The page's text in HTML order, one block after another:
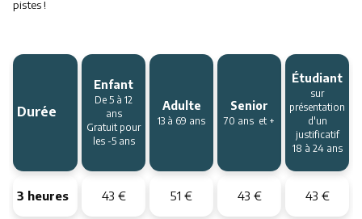
pistes !
Durée
Enfant
De 5 à 12
ans
Gratuit pour
les -5 ans
Adulte
13 à 69 ans
Senior
70 ans et +
Étudiant
sur
présentation
d'un
justificatif
18 à 24 ans
3 heures 43 € 51 € 43 € 43 €